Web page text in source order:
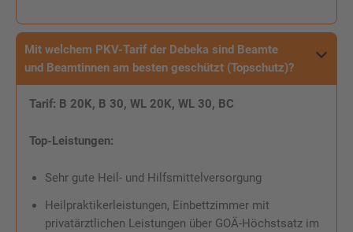
Mit welchem PKV-Tarif der Debeka sind Beamte
und Beamtinnen am besten geschützt (Topschutz)?
Tarif: B 20K, B 30, WL 20K, WL 30, BC
Top-Leistungen:
Sehr gute Heil- und Hilfsmittelversorgung
Heilpraktikerleistungen, Einbettzimmer mit
privatärztlichen Leistungen über GOÄ-Höchstsatz im